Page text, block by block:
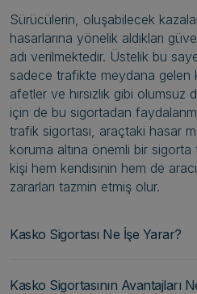
Sürücülerin, oluşabilecek
hasarlarına yönelik aldıkları
adı verilmektedir. Üstelik bu
sadece trafikte meydana gelen
afetler ve hırsızlık gibi
için de bu sigortadan
trafik sigortası, araçtaki hasar
koruma altına önemli bir
kişi hem kendisinin hem de
zararları tazmin etmiş olur.
Kasko Sigortası Ne İşe Yarar?
Kasko Sigortasının Avantajları